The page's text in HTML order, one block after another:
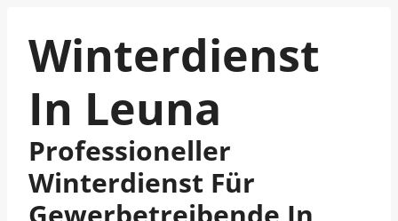
Winterdienst
In Leuna
Professioneller
Winterdienst Für